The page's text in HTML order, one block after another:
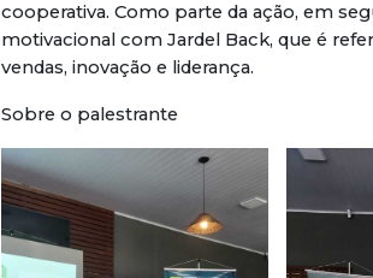
cooperativa. Como parte da ação, em
motivacional com Jardel Back, que é
vendas, inovação e liderança.
Sobre o palestrante